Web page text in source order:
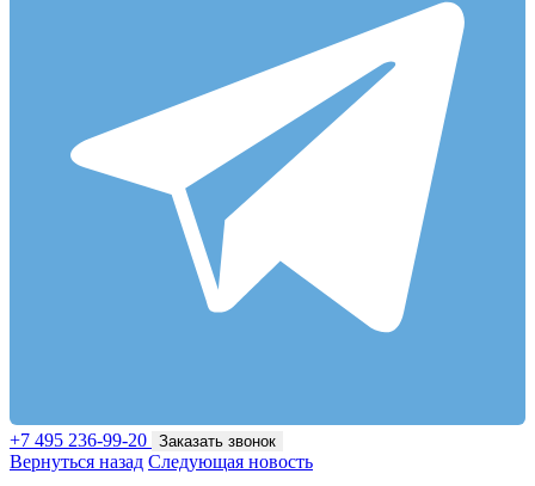
+7 495 236-99-20 Заказать звонок
Вернуться назад Следующая новость